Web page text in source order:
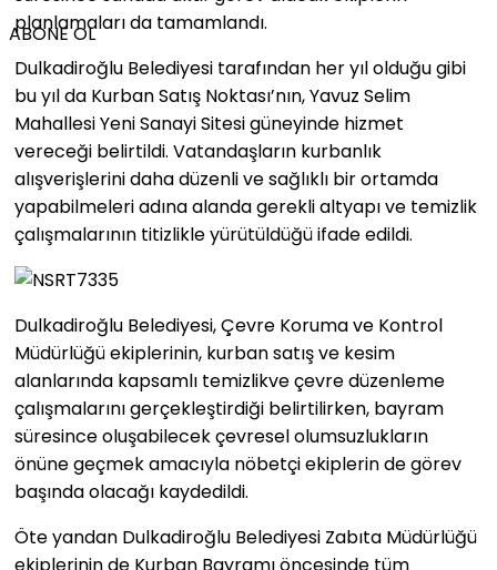
ABONE OL
planlamaları da tamamlandı.
Dulkadiroğlu Belediyesi tarafından her yıl olduğu gibi
bu yıl da Kurban Satış Noktası’nın, Yavuz Selim
Mahallesi Yeni Sanayi Sitesi güneyinde hizmet
vereceği belirtildi. Vatandaşların kurbanlık
alışverişlerini daha düzenli ve sağlıklı bir ortamda
yapabilmeleri adına alanda gerekli altyapı ve temizlik
çalışmalarının titizlikle yürütüldüğü ifade edildi.
Dulkadiroğlu Belediyesi, Çevre Koruma ve Kontrol
Müdürlüğü ekiplerinin, kurban satış ve kesim
alanlarında kapsamlı temizlikve çevre düzenleme
çalışmalarını gerçekleştirdiği belirtilirken, bayram
süresince oluşabilecek çevresel olumsuzlukların
önüne geçmek amacıyla nöbetçi ekiplerin de görev
başında olacağı kaydedildi.
Öte yandan Dulkadiroğlu Belediyesi Zabıta Müdürlüğü